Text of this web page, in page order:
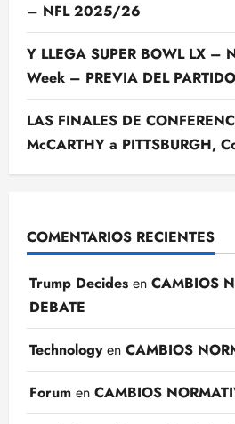
– NFL 2025/26
Y LLEGA SUPER BOWL LX –
Week – PREVIA DEL
LAS FINALES DE
McCARTHY a PITTSBURGH,
COMENTARIOS RECIENTES
Trump Decides en CAMBIOS
DEBATE
Technologyen CAMBIOS
Forum en CAMBIOS